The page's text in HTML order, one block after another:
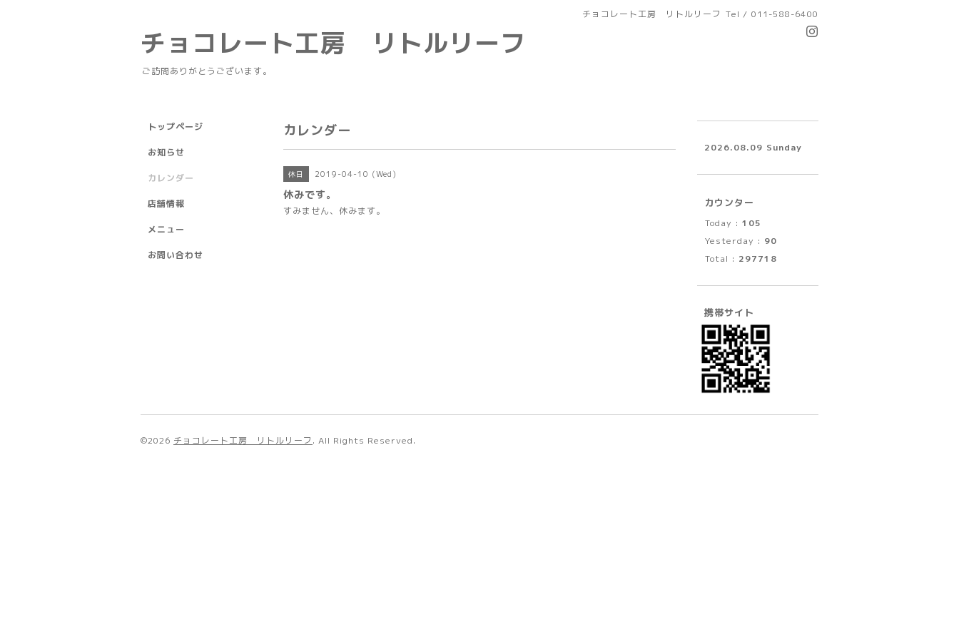
チョコレート工房 リトルリーフ Tel / 011-588-6400
チョコレート工房 リトルリーフ
ご訪問ありがとうございます。
カレンダー
休日 2019-04-10 (Wed)
休みです。
すみません、休みます。
トップページ
お知らせ
カレンダー
店舗情報
メニュー
お問い合わせ
2026.08.09 Sunday
カウンター
Today : 105
Yesterday : 90
Total : 297718
携帯サイト
©2026 チョコレート工房 リトルリーフ . All Rights Reserved.